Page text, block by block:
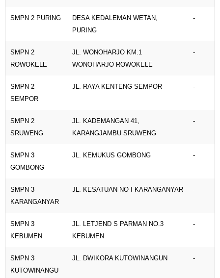
SMPN 2 PURING
DESA KEDALEMAN WETAN,
PURING
-
SMPN 2
ROWOKELE
JL. WONOHARJO KM.1
WONOHARJO ROWOKELE
-
SMPN 2
SEMPOR
JL. RAYA KENTENG SEMPOR -
SMPN 2
SRUWENG
JL. KADEMANGAN 41,
KARANGJAMBU SRUWENG
-
SMPN 3
GOMBONG
JL. KEMUKUS GOMBONG -
SMPN 3
KARANGANYAR
JL. KESATUAN NO I KARANGANYAR -
SMPN 3
KEBUMEN
JL. LETJEND S PARMAN NO.3
KEBUMEN
-
SMPN 3
KUTOWINANGU
JL. DWIKORA KUTOWINANGUN -